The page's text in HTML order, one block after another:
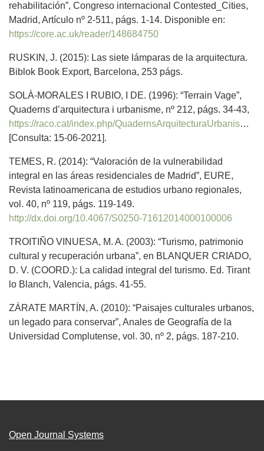
rehabilitación”, Congreso internacional Contested_Cities,
Madrid, Artículo nº 2-511, págs. 1-14. Disponible en:
https://core.ac.uk/reader/148684750
RUSKIN, J. (2015): Las siete lámparas de la arquitectura.
Biblok Book Export, Barcelona, 253 págs.
SOLÀ-MORALES I RUBIO, I DE. (1996): “Terrain Vage”,
Quaderns d’arquitectura i urbanisme, nº 212, págs. 34-43,
https://raco.cat/index.php/QuadernsArquitecturaUrbanisme/article/view/234000
[Consulta: 15-06-2021].
TEMES, R. (2014): “Valoración de la vulnerabilidad
integral en las áreas residenciales de Madrid”, EURE,
Revista latinoamericana de estudios urbano regionales,
vol. 40, nº 119, págs. 119-149.
http://dx.doi.org/10.4067/S0250-71612014000100006
TROITIÑO VINUESA, M. A. (2003): “Turismo, patrimonio
cultural y recuperación urbana”, en BLANQUER CRIADO,
D. V. (COORD.): La calidad integral del turismo. Ed. Tirant
lo Blanch, Valencia, págs. 41-55.
ZÁRATE MARTÍN, A. (2010): “Paisajes culturales urbanos,
un legado para conservar”, Anales de Geografía de la
Universidad Complutense, vol. 30, nº 2, págs. 187-210.
Open Journal Systems